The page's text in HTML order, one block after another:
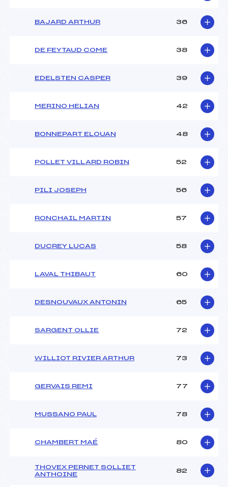
BAJARD ARTHUR 36
DE FEYTAUD COME 38
EDELSTEN CASPER 39
MERINO HELIAN 42
BONNEPART ELOUAN 48
POLLET VILLARD ROBIN 52
PILI JOSEPH 56
RONCHAIL MARTIN 57
DUCREY LUCAS 58
LAVAL THIBAUT 60
DESNOUVAUX ANTONIN 65
SARGENT OLLIE 72
WILLIOT RIVIER ARTHUR 73
GERVAIS REMI 77
MUSSANO PAUL 78
CHAMBERT MAÉ 80
THOVEX PERNET SOLLIET
ANTHOINE
82